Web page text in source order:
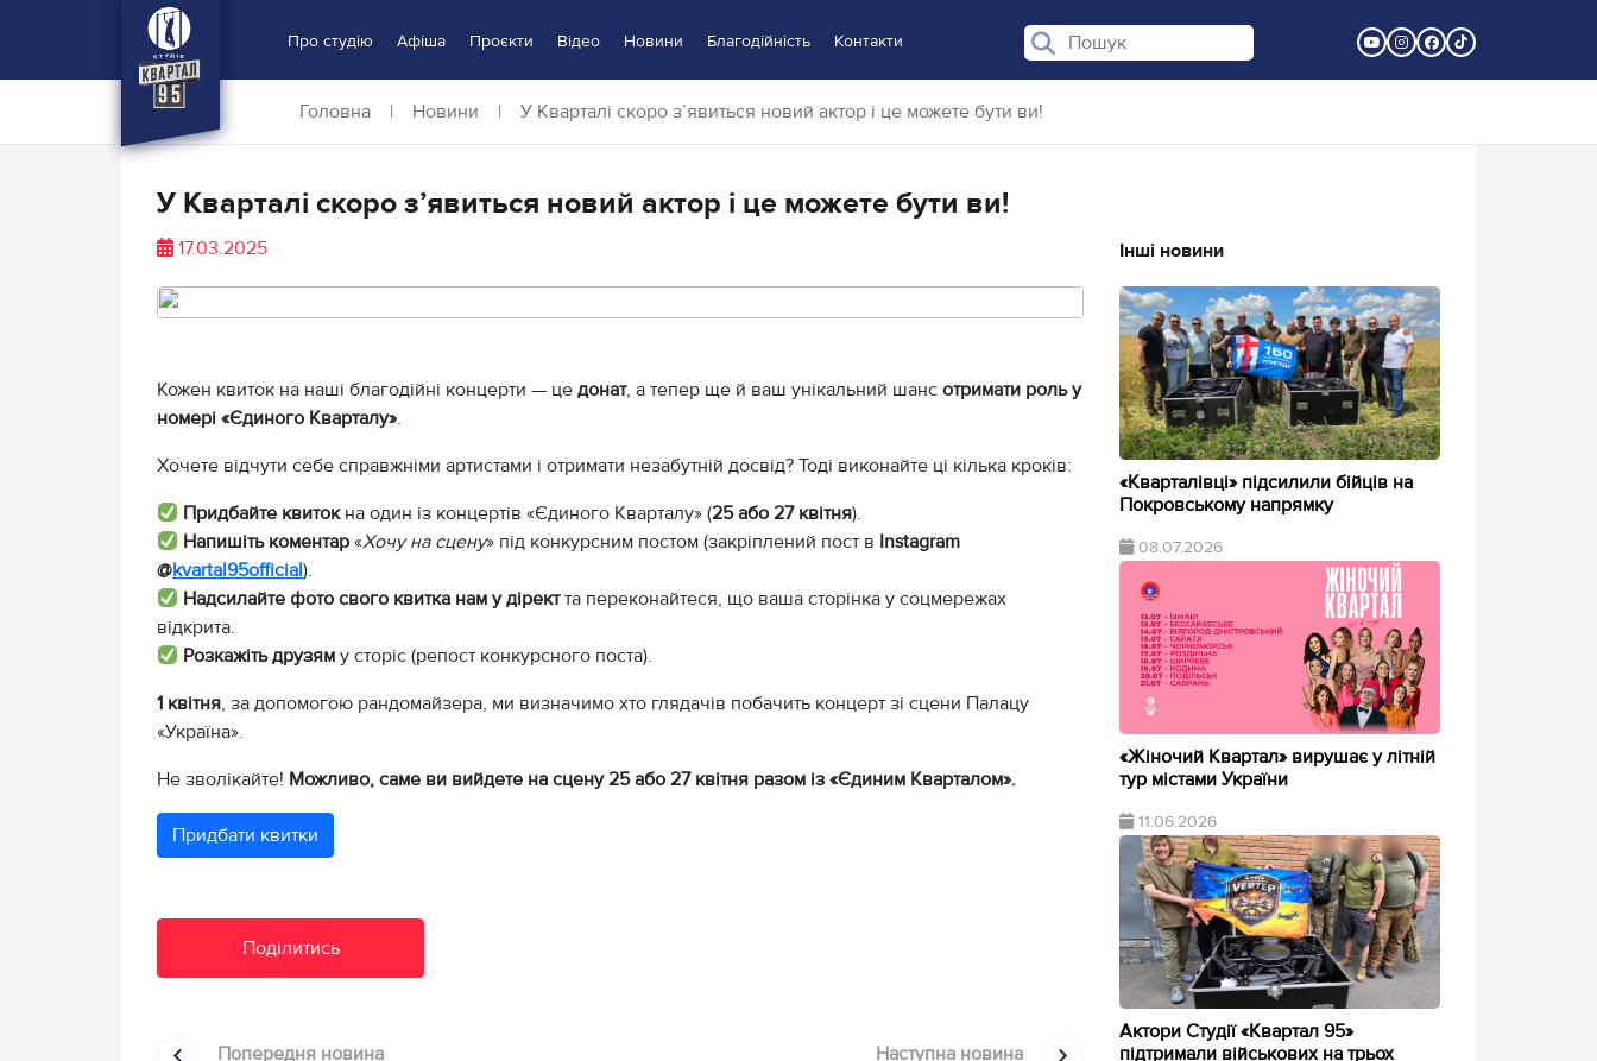
Про студію Афіша Проєкти Відео Новини Благодійність Контакти
Головна | Новини | У Кварталі скоро з’явиться новий актор і це можете бути ви!
У Кварталі скоро з’явиться новий актор і це можете бути ви!
17.03.2025
Кожен квиток на наші благодійні концерти — це донат, а тепер ще й ваш унікальний шанс отримати роль у
номері «Єдиного Кварталу».
Хочете відчути себе справжніми артистами і отримати незабутній досвід? Тоді виконайте ці кілька кроків:
Придбайте квитокна один із концертів «Єдиного Кварталу» (25 або 27 квітня).
Напишіть коментар «Хочу на сцену» під конкурсним постом (закріплений пост в Instagram
@kvartal95official).
Надсилайте фото свого квитка нам у діректта переконайтеся, що ваша сторінка у соцмережах
відкрита.
Розкажіть друзям у сторіс (репост конкурсного поста).
1 квітня, за допомогою рандомайзера, ми визначимо хто глядачів побачить концерт зі сцени Палацу
«Україна».
Не зволікайте! Можливо, саме ви вийдете на сцену 25 або 27 квітня разом із «Єдиним Кварталом».
Придбати квитки
Поділитись
Попередня новина Наступна новина
Інші новини
«Кварталівці» підсилили бійців на
Покровському напрямку
08.07.2026
«Жіночий Квартал» вирушає у літній
тур містами України
11.06.2026
Актори Студії «Квартал 95»
підтримали військових на трьох